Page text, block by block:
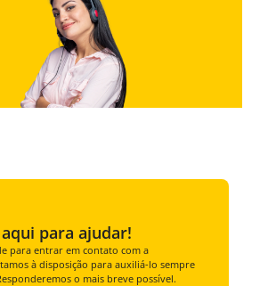
para ajudar!
para entrar em contato com a
à disposição para auxiliá-lo sempre
o mais breve possível.